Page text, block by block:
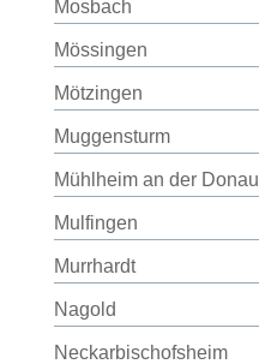
Mosbach
Mössingen
Mötzingen
Muggensturm
Mühlheim an der Donau
Mulfingen
Murrhardt
Nagold
Neckarbischofsheim